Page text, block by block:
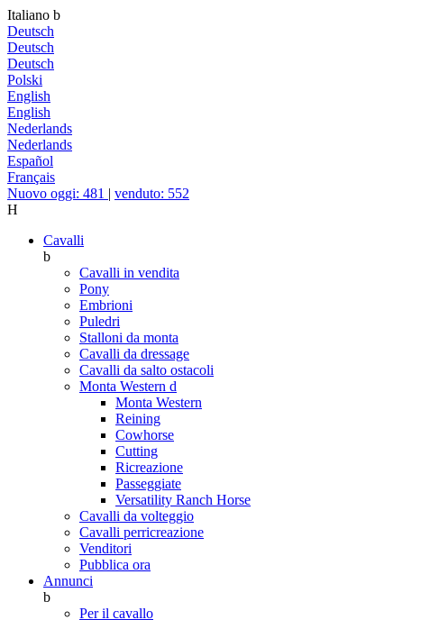
Italiano b
Deutsch
Deutsch
Deutsch
Polski
English
English
Nederlands
Nederlands
Español
Français
Nuovo oggi: 481 | venduto: 552
H
Cavalli
b
Cavalli in vendita
Pony
Embrioni
Puledri
Stalloni da monta
Cavalli da dressage
Cavalli da salto ostacoli
Monta Western d
Monta Western
Reining
Cowhorse
Cutting
Ricreazione
Passeggiate
Versatility Ranch Horse
Cavalli da volteggio
Cavalli perricreazione
Venditori
Pubblica ora
Annunci
b
Per il cavallo